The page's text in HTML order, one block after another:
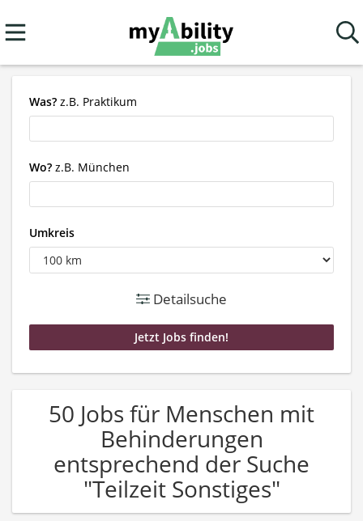
Was? z.B. Praktikum
Wo? z.B. München
Umkreis
Detailsuche
50 Jobs für Menschen mit
Behinderungen
entsprechend der Suche
"Teilzeit Sonstiges"